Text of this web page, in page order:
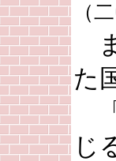
（
た
じ